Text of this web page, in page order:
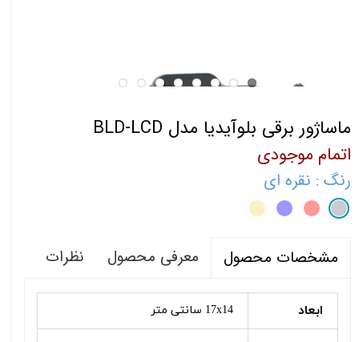
ماساژور برقی بلوآیدیا مدل BLD-LCD
اتمام موجودی
رنگ : نقره ای
مشخصات محصول معرفی محصول نظرات
ابعاد 17x14 سانتی متر